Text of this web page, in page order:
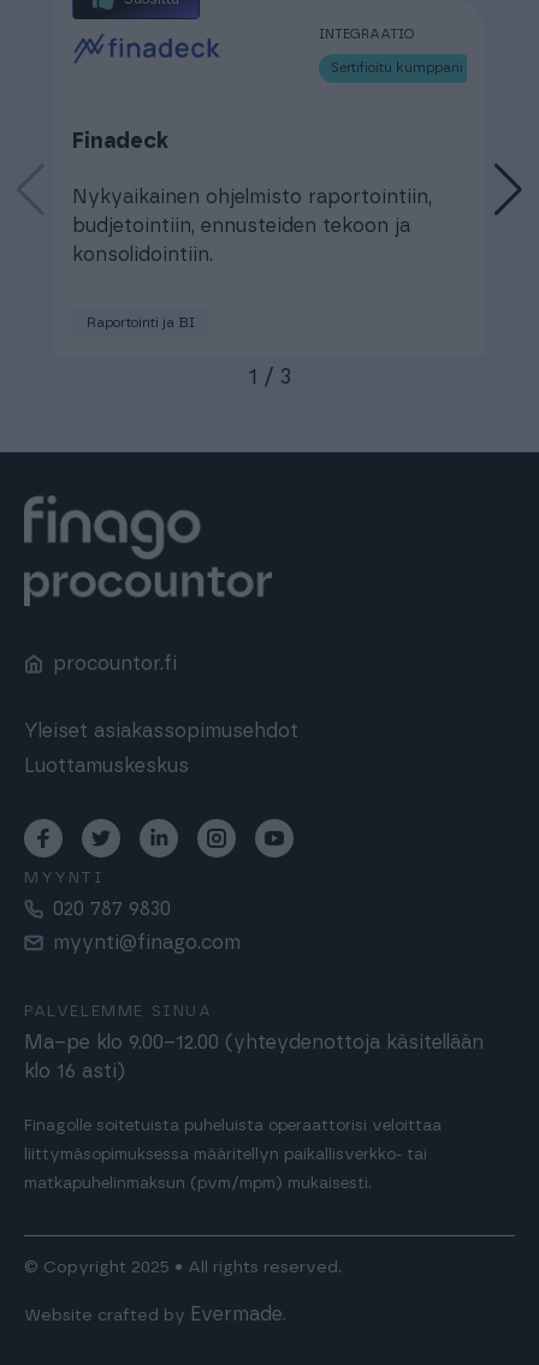
INTEGRAATIO
Sertifioitu kumppani
Finadeck
Nykyaikainen ohjelmisto raportointiin,
budjetointiin, ennusteiden tekoon ja
konsolidointiin.
Raportointi ja BI
1 / 3
procountor.fi
Yleiset asiakassopimusehdot
Luottamuskeskus
MYYNTI
020 787 9830
myynti@finago.com
PALVELEMME SINUA
Ma–pe klo 9.00–12.00 (yhteydenottoja käsitellään
klo 16 asti)
Finagolle soitetuista puheluista operaattorisi veloittaa
liittymäsopimuksessa määritellyn paikallisverkko- tai
matkapuhelinmaksun (pvm/mpm) mukaisesti.
© Copyright 2025 • All rights reserved.
Website crafted by Evermade.